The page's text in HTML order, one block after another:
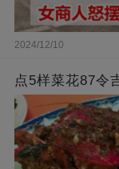
2024/12/10
点5样菜花87令